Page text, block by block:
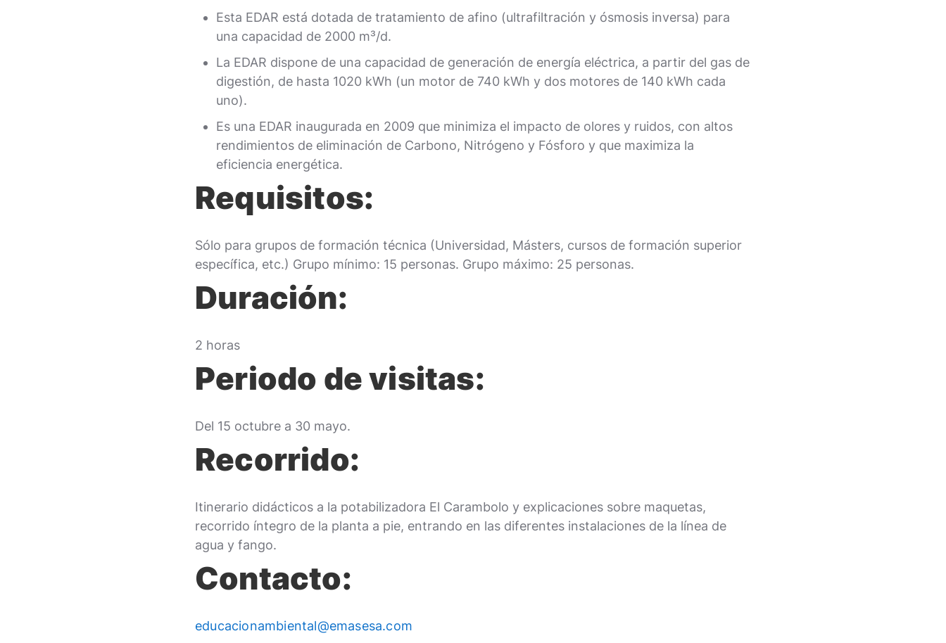
Esta EDAR está dotada de tratamiento de afino (ultrafiltración y ósmosis inversa) para
una capacidad de 2000 m³/d.
La EDAR dispone de una capacidad de generación de energía eléctrica, a partir del gas de
digestión, de hasta 1020 kWh (un motor de 740 kWh y dos motores de 140 kWh cada
uno).
Es una EDAR inaugurada en 2009 que minimiza el impacto de olores y ruidos, con altos
rendimientos de eliminación de Carbono, Nitrógeno y Fósforo y que maximiza la
eficiencia energética.
Requisitos:
Sólo para grupos de formación técnica (Universidad, Másters, cursos de formación superior
específica, etc.) Grupo mínimo: 15 personas. Grupo máximo: 25 personas.
Duración:
2 horas
Periodo de visitas:
Del 15 octubre a 30 mayo.
Recorrido:
Itinerario didácticos a la potabilizadora El Carambolo y explicaciones sobre maquetas,
recorrido íntegro de la planta a pie, entrando en las diferentes instalaciones de la línea de
agua y fango.
Contacto:
educacionambiental@emasesa.com